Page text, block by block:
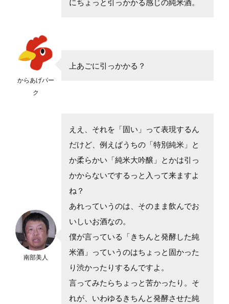
からあげパー
ク
上あごに引っかかる？
南部美人
ええ、それを「固い」って表現するん
だけど、例えばうちの「特別純米」と
か柔らかい「純米大吟醸」とかは引っ
かからないでするっと入って来ますよ
ね？
あれっていうのは、そのまま飲んでお
いしいお酒なの。
僕が言っている「きちんと発酵した純
米酒」っていうのはちょっと固かった
り渋かったりするんですよ。
言ってみたらちょっと苦かったり。そ
れが、いわゆるきちんと発酵させた純